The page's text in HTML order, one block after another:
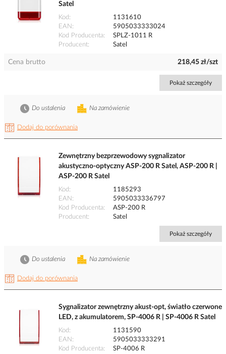
Satel
Kod
1131610
EAN
5905033333024
Kod Producenta
SPLZ-1011 R
Producent
Satel
Cena brutto 218,45 zł/szt
Pokaż szczegóły
Dodaj do porównania
Na zamówienie
Do ustalenia
Zewnętrzny bezprzewodowy sygnalizator
akustyczno-optyczny ASP-200 R Satel, ASP-200 R |
ASP-200 R Satel
Kod
1185293
EAN
5905033336797
Kod Producenta
ASP-200 R
Producent
Satel
Pokaż szczegóły
Dodaj do porównania
Na zamówienie
Do ustalenia
Sygnalizator zewnętrzny akust-opt, światło czerwone
LED, z akumulatorem, SP-4006 R | SP-4006 R Satel
Kod
1131590
EAN
5905033333291
Kod Producenta
SP-4006 R